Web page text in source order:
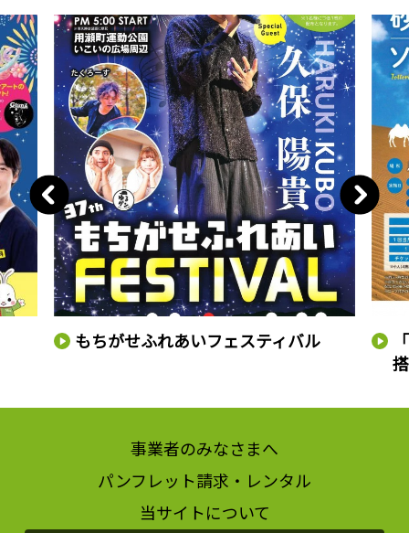
もちがせふれあいフェスティバル
事業者のみなさまへ
パンフレット請求・レンタル
当サイトについて